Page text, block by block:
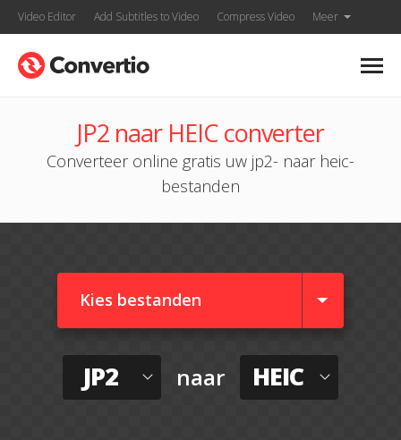
Video Editor Add Subtitles to Video Compress Video Meer
JP2 naar HEIC converter
Converteer online gratis uw jp2- naar heic-
bestanden
Kies bestanden
JP2 naar HEIC